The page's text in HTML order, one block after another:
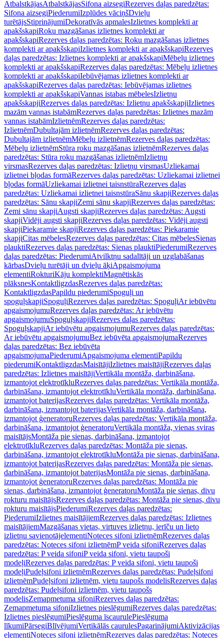
AtbalstkājasAtbalstkājasSifona aizsegiRezerves daļas paredzētas:
Sifona aizsegiPiederumiIzplūdes vāciņšDvieļu
turētājsStiprinājumiDekoratīvās apmalesIzlietnes komplekti ar
apakšskapiRoku mazgāšanas izlietnes komplekti ar
apakšskapiRezerves daļas paredzētas: Roku mazgāšanas izlietnes
komplekti ar apakšskapiIzlietnes komplekti ar apakšskapiRezerves
daļas paredzētas: Izlietnes komplekti ar apakšskapiMēbeļu izlietnes
komplekti ar apakšskapiRezerves daļas paredzētas: Mēbeļu izlietnes
komplekti ar apakšskapiIebūvējamas izlietnes komplekti ar
apakšskapiRezerves daļas paredzētas: Iebūvējamas izlietnes
komplekti ar apakšskapiVannas istabas mēbelesIzlietņu
apakšskapjiRezerves daļas paredzētas: Izlietņu apakšskapjiIzlietnes
mazām vannas istabāmRezerves daļas paredzētas: Izlietnes mazām
vannas istabāmIzlietnēmRezerves daļas paredzētas:
IzlietnēmDubultajām izlietnēmRezerves daļas paredzētas:
Dubultajām izlietnēmMēbeļu izlietnēmRezerves daļas paredzētas:
Mēbeļu izlietnēmStūra roku mazgāšanas izlietnēmRezerves daļas
paredzētas: Stūra roku mazgāšanas izlietnēmIzlietņu
virsmasRezerves daļas paredzētas: Izlietņu virsmasUzliekamai
izlietnei bļodas formāRezerves daļas paredzētas: Uzliekamai izlietnei
bļodas formāUzliekamai izlietnei taisnstūraRezerves daļas
paredzētas: Uzliekamai izlietnei taisnstūraSānu skapjiRezerves daļas
paredzētas: Sānu skapjiZemi sānu skapjiRezerves daļas paredzētas:
Zemi sānu skapjiAugsti skapjiRezerves daļas paredzētas: Augsti
skapjiVidēji augsti skapjiRezerves daļas paredzētas: Vidēji augsti
skapjiPiekaramie skapjiRezerves daļas paredzētas: Piekaramie
skapjiCitas mēbelesRezerves daļas paredzētas: Citas mēbelesSienas
plauktiRezerves daļas paredzētas: Sienas plauktiPiederumiRezerves
daļas paredzētas: PiederumiAtvilktņu sadalītāji un uzglabāšanas
kārbasDvieļu turētāji un dvieļu āķiApgaismojuma
elementiRokturiKāju komplektiMagnētiskās
plāksnesKontaktligzdasRezerves daļas paredzētas:
KontaktligzdasPapildu piederumiSpoguļi un
spoguļskapjiSpoguļiRezerves daļas paredzētas: SpoguļiAr iebūvētu
apgaismojumuRezerves daļas paredzētas: Ar iebūvētu
apgaismojumuSpoguļskapjiRezerves daļas paredzētas:
SpoguļskapjiAr iebūvētu apgaismojumuRezerves daļas paredzētas:
Ar iebūvētu apgaismojumuBez iebūvēta apgaismojumaRezerves
daļas paredzētas: Bez iebūvēta
apgaismojumaPiederumiApgaismojuma elementiPapildu
piederumiKontaktligzdasMaisītājiIzlietnes maisītājiRezerves daļas
paredzētas: Izlietnes maisītājiVertikāla montāža, darbināšana,
izmantojot elektrotīkluRezerves daļas paredzētas: Vertikāla montāža,
darbināšana, izmantojot elektrotīkluVertikāla montāža, darbināšana,
izmantojot baterijasRezerves daļas paredzētas: Vertikāla montāža,
darbināšana, izmantojot baterijasVertikāla montāža, darbināšana,
izmantojot ģeneratoruRezerves daļas paredzētas: Vertikāla montāža,
darbināšana, izmantojot ģeneratoruVertikāla montāža, vienas sviras
maisītājsMontāža pie sienas, darbināšana, izmantojot
elektrotīkluRezerves daļas paredzētas: Montāža pie sienas,
darbināšana, izmantojot elektrotīkluMontāža pie sienas, darbināšana,
izmantojot baterijasRezerves daļas paredzētas: Montāža pie sienas,
darbināšana, izmantojot baterijasMontāža pie sienas, darbināšana,
izmantojot ģeneratoruRezerves daļas paredzētas: Montāža pie
sienas, darbināšana, izmantojot ģeneratoruMontāža pie sienas, divu
rokturu maisītājsRezerves daļas paredzētas: Montāža pie sienas, divu
rokturu maisītājsPiederumiRezerves daļas paredzētas:
PiederumiIzlietnes maisītājiemRezerves daļas paredzētas: Izlietnes
maisītājiemMazgāšanas vietas, virtuves izlietņu, ierīču un lieto
izlietņu savienotājelementiNoteces sifoni izlietnēmRezerves daļas
paredzētas: Noteces sifoni izlietnēmP veida sifoniRezerves daļas
paredzētas: P veida sifoniP veida sifoni, vietu taupoši
modeļiRezerves daļas paredzētas: P veida sifoni, vietu taupoši
modeļiPudeļsifoni izlietnēmRezerves daļas paredzētas: Pudeļsifoni
izlietnēmPudeļsifoni izlietnēm, vietu taupošs modelisRezerves daļas
paredzētas: Pudeļsifoni izlietnēm, vietu taupošs
modelisZemapmetuma sifoniRezerves daļas paredzētas:
Zemapmetuma sifoniIzlietnes pieslēgumiRezerves daļas paredzētas:
Izlietnes pieslēgumiPieslēguma īscaurulePieslēguma
līkumiPārsegiBlīvējumiVertikālās caurulesPagarinājumiAktivizācijas
elementiNoteces sifoni izlietnēmRezerves daļas paredzētas: Noteces